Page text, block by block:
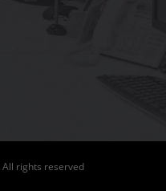
rights reserved